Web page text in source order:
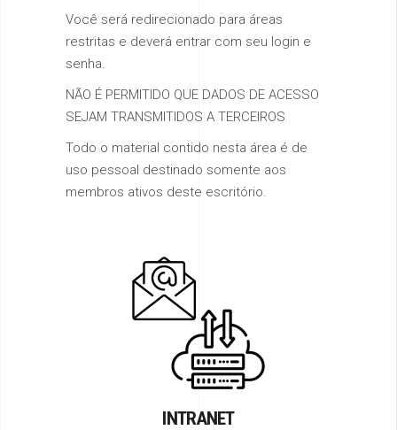
Você será redirecionado para áreas
restritas e deverá entrar com seu login e
senha.
NÃO É PERMITIDO QUE DADOS DE ACESSO
SEJAM TRANSMITIDOS A TERCEIROS
Todo o material contido nesta área é de
uso pessoal destinado somente aos
membros ativos deste escritório.
INTRANET